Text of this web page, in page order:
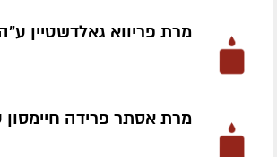
מרת פריווא גאלדשטיין
מרת אסתר פרידה חיימסון